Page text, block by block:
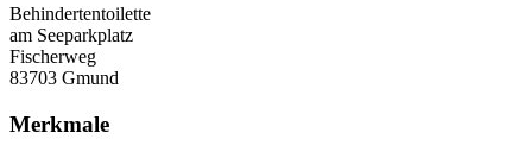
Behindertentoilette
am Seeparkplatz
Fischerweg
83703 Gmund
Merkmale